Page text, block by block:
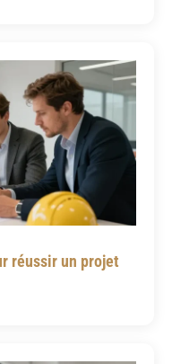
réussir un projet